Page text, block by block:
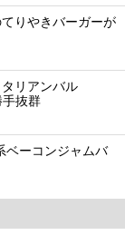
りやきバーガーが
リアンバル
手抜群
ベーコンジャムバ